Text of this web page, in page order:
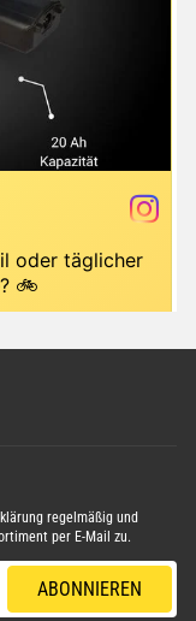
regelmäßig und
per E-Mail zu.
ABONNIEREN